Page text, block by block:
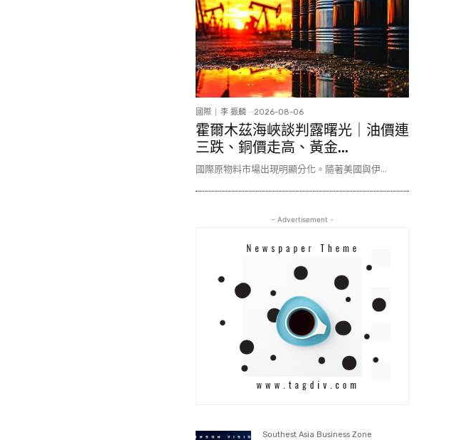
國際 李 振麟 - 2026-08-06
霍爾木茲海峽談判露曙光｜油價連
三跌、銅價走高、黃金...
國際原物料市場出現明顯分化。隨著美國與伊...
- Advertisement -
Southest Asia Business Zone